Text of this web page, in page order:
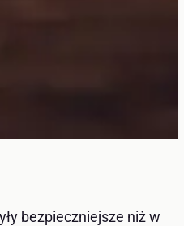
bezpieczniejsze niż w